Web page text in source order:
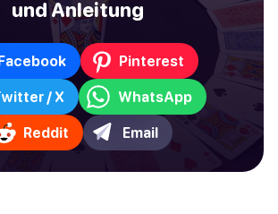
und Anleitung
Pinterest
/ X WhatsApp
Reddit Email